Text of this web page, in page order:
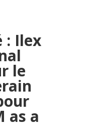
: Ilex
le
as a